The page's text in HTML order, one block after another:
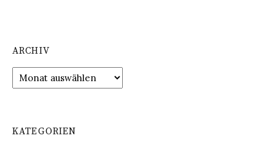
ARCHIV
Archiv
KATEGORIEN